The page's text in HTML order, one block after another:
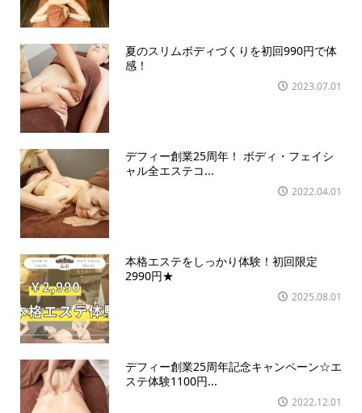
夏のスリムボディづくりを初回990円で体
感！
2023.07.01
デフィー創業25周年！ ボディ・フェイシ
ャル全エステコ...
2022.04.01
本格エステをしっかり体験！初回限定
2990円★
2025.08.01
デフィー創業25周年記念キャンペーン☆エ
ステ体験1100円...
2022.12.01